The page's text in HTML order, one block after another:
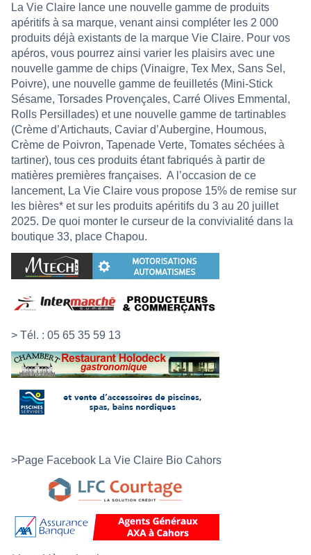
La Vie Claire lance une nouvelle gamme de produits
apéritifs à sa marque, venant ainsi compléter les 2 000
produits déjà existants de la marque Vie Claire. Pour vos
apéros, vous pourrez ainsi varier les plaisirs avec une
nouvelle gamme de chips (Vinaigre, Tex Mex, Sans Sel,
Poivre), une nouvelle gamme de feuilletés (Mini-Stick
Sésame, Torsades Provençales, Carré Olives Emmental,
Rolls Persillades) et une nouvelle gamme de tartinables
(Crème d’Artichauts, Caviar d’Aubergine, Houmous,
Crème de Poivron, Tapenade Verte, Tomates séchées à
tartiner), tous ces produits étant fabriqués à partir de
matières premières françaises. A l’occasion de ce
lancement, La Vie Claire vous propose 15% de remise sur
les bières* et sur les produits apéritifs du 3 au 20 juillet
2025. De quoi monter le curseur de la convivialité dans la
boutique 33, place Chapou.
> Tél. : 05 65 35 59 13
>Page Facebook La Vie Claire Bio Cahors